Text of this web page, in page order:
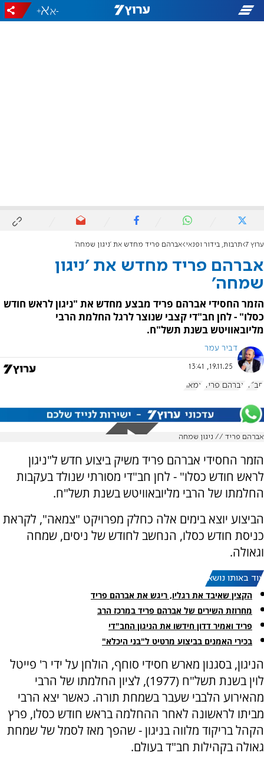
-
+
ערוץ 7 תרבות, בידור ופנאי אברהם פריד מחדש את 'ניגון שמחה'
אברהם פריד מחדש את 'ניגון
שמחה'
הזמר החסידי אברהם פריד מבצע מחדש את "ניגון לראש חודש
כסלו" - לחן חב"די קצבי שנוצר לרגל החלמת הרבי
מליובאוויטש בשנת תשל"ח.
דביר עמר
19.11.25, 13:41
חב"ד אברהם פריד צמאה
אברהם פריד // ניגון שמחה
הזמר החסידי אברהם פריד משיק ביצוע חדש ל"ניגון
לראש חודש כסלו" - לחן חב"די מסורתי שנולד בעקבות
החלמתו של הרבי מליובאוויטש בשנת תשל"ח.
הביצוע יוצא בימים אלה כחלק מפרויקט "צמאה", לקראת
כניסת חודש כסלו, הנחשב לחודש של ניסים, שמחה
וגאולה.
עוד באותו נושא:
הקצין שאיבד את רגליו, ריגש את אברהם פריד
מחרוזת השירים של אברהם פריד במרכז הרב
פריד ואמיר דדון חידשו את הניגון החב"די
בכירי האמנים בביצוע מרטיט ל"בני היכלא"
הניגון, בסגנון מארש חסידי סוחף, הולחן על ידי ר' פייטל
לוין בשנת תשל"ח (1977), לציון החלמתו של הרבי
מהאירוע הלבבי שעבר בשמחת תורה. כאשר יצא הרבי
מביתו לראשונה לאחר ההחלמה בראש חודש כסלו, פרץ
הקהל בריקוד מלווה בניגון - שהפך מאז לסמל של שמחת
גאולה בקהילות חב"ד בעולם.